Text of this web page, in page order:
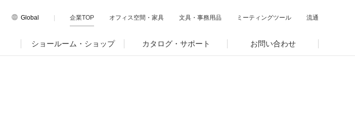
ショールーム・ショップ カタログ・サポート お問い合わせ
Global
Chinese
企業TOP オフィス空間・家具 文具・事務用品 ミーティングツール 流通